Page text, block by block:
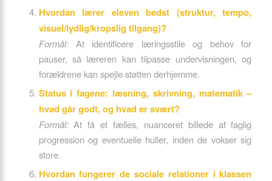
Hvordan lærer eleven bedst (struktur, tempo,
visuel/lydlig/kropslig tilgang)?
Formål:At identificere læringsstile og behov for
pauser, så læreren kan tilpasse undervisningen, og
forældrene kan spejle støtten derhjemme.
Status i fagene: læsning, skrivning, matematik –
hvad går godt, og hvad er svært?
Formål:At få et fælles, nuanceret billede af faglig
progression og eventuelle huller, inden de vokser sig
store.
Hvordan fungerer de sociale relationer i klassen